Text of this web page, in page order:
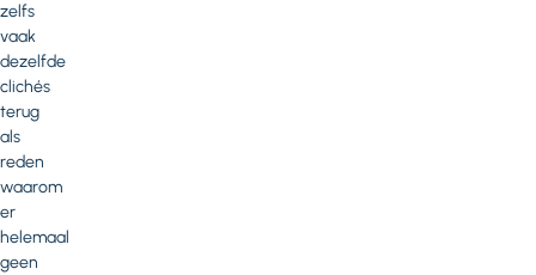
zelfs
vaak
dezelfde
clichés
terug
als
reden
waarom
er
helemaal
geen